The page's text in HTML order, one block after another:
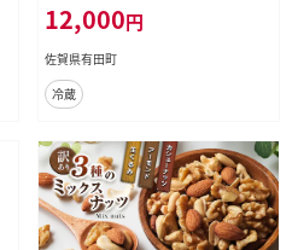
12,000円
佐賀県有田町
冷蔵